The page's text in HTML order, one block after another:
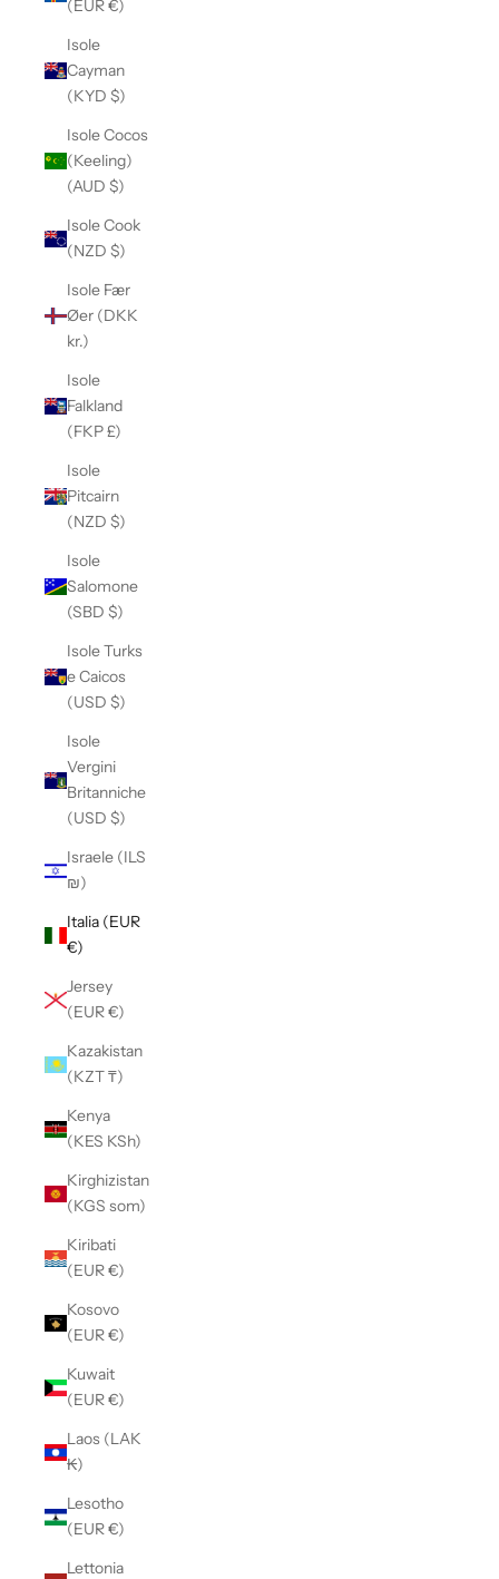
(EUR €)
Isole
Cayman
(KYD $)
Isole Cocos
(Keeling)
(AUD $)
Isole Cook
(NZD $)
Isole Fær
Øer (DKK
kr.)
Isole
Falkland
(FKP £)
Isole
Pitcairn
(NZD $)
Isole
Salomone
(SBD $)
Isole Turks
e Caicos
(USD $)
Isole
Vergini
Britanniche
(USD $)
Israele (ILS
₪)
Italia (EUR
€)
Jersey
(EUR €)
Kazakistan
(KZT ₸)
Kenya
(KES KSh)
Kirghizistan
(KGS som)
Kiribati
(EUR €)
Kosovo
(EUR €)
Kuwait
(EUR €)
Laos (LAK
₭)
Lesotho
(EUR €)
Lettonia